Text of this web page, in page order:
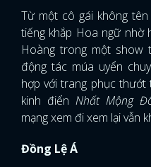
Từ một cô gái không
tiếng khắp Hoa ngữ
Hoàng trong một show
động tác múa uyển
hợp với trang phục
kinh điển Nhất Mộng
mạng xem đi xem lại vẫn
Đồng Lệ Á